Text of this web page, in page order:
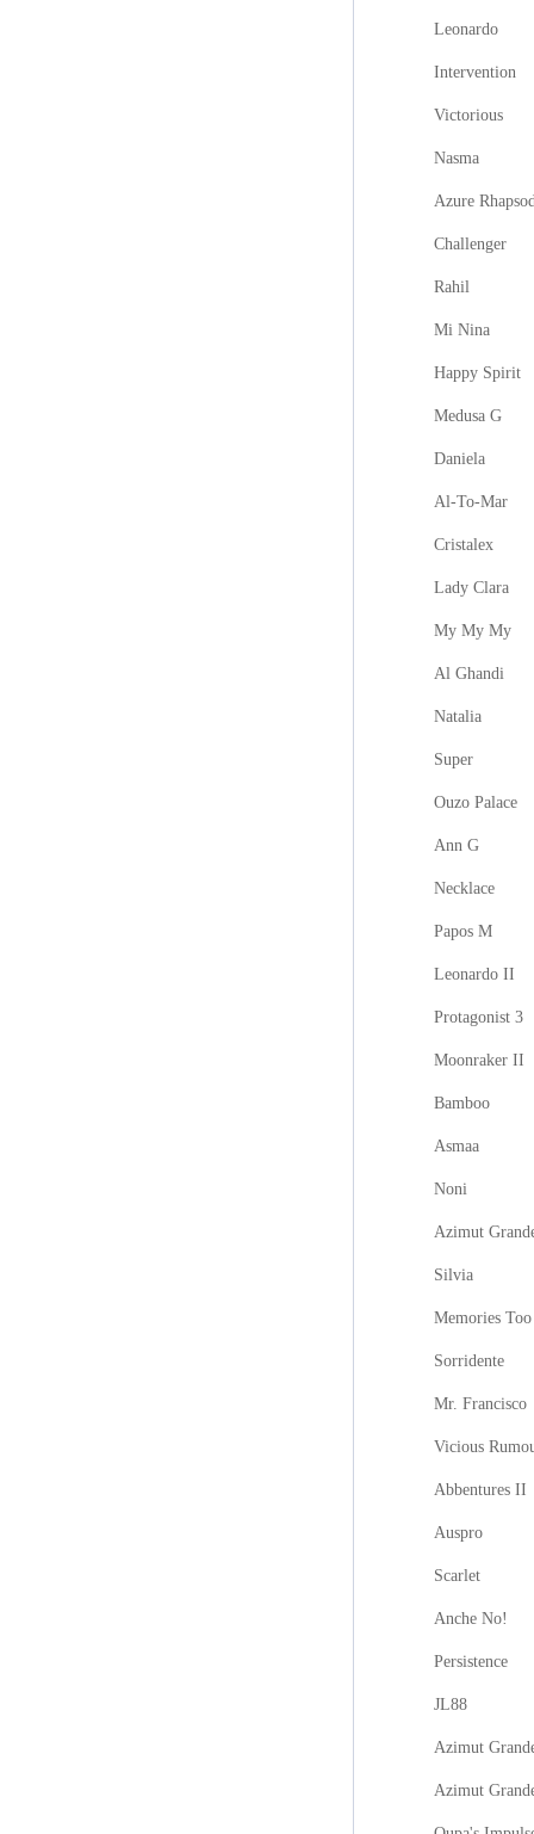
Leonardo
Intervention
Victorious
Nasma
Azure
Challenger
Rahil
Mi Nina
Happy Spirit
Medusa G
Daniela
Al-To-Mar
Cristalex
Lady Clara
My My My
Al Ghandi
Natalia
Super
Ouzo Palace
Ann G
Necklace
Papos M
Leonardo II
Protagonist 3
Moonraker II
Bamboo
Asmaa
Noni
Azimut
Silvia
Memories Too
Sorridente
Mr. Francisco
Vicious
Abbentures II
Auspro
Scarlet
Anche No!
Persistence
JL88
Azimut
Azimut